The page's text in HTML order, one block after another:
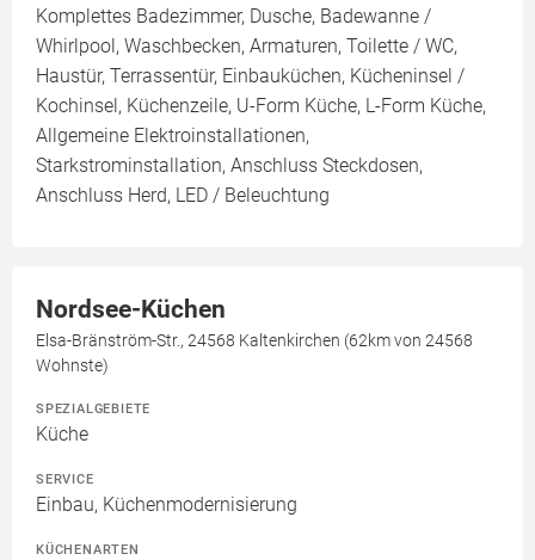
Komplettes Badezimmer, Dusche, Badewanne /
Whirlpool, Waschbecken, Armaturen, Toilette / WC,
Haustür, Terrassentür, Einbauküchen, Kücheninsel /
Kochinsel, Küchenzeile, U-Form Küche, L-Form Küche,
Allgemeine Elektroinstallationen,
Starkstrominstallation, Anschluss Steckdosen,
Anschluss Herd, LED / Beleuchtung
Nordsee-Küchen
Elsa-Bränström-Str., 24568 Kaltenkirchen (62km von 24568
Wohnste)
SPEZIALGEBIETE
Küche
SERVICE
Einbau, Küchenmodernisierung
KÜCHENARTEN